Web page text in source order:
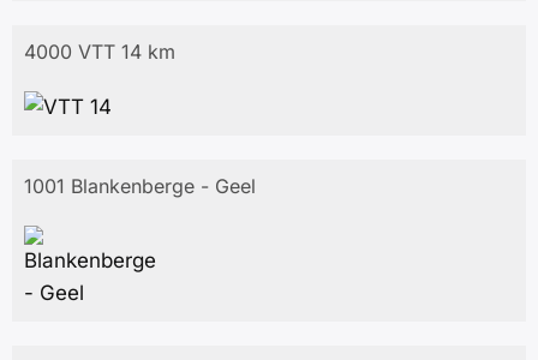
4000 VTT 14 km
1001 Blankenberge - Geel